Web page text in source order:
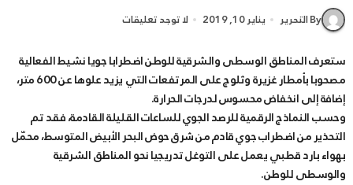
By التحرير يناير 10, 2019 لا توجد تعليقات
ستعرف المناطق الوسطى والشرقية للوطن اضطرابا جويا نشيط الفعالية
مصحوبا بأمطار غزيرة وثلوج على المرتفعات التي يزيد علوها عن 600 متر،
إضافة إلى انخفاض محسوس لدرجات الحرارة.
وحسب النماذج الرقمية للرصد الجوي للساعات القليلة القادمة، فقد تم
التحذير من اضطراب جوي قادم من شرق حوض البحر الأبيض المتوسط، محمّل
بهواء بارد قطبي يعمل على التوغل تدريجيا نحو المناطق الشرقية
والوسطى للوطن.